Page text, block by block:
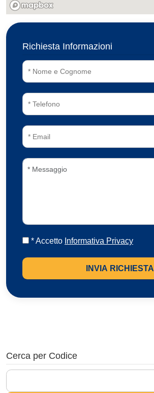
Richiesta Informazioni
* Accetto Informativa Privacy
INVIA RICHIESTA
Cerca per Codice